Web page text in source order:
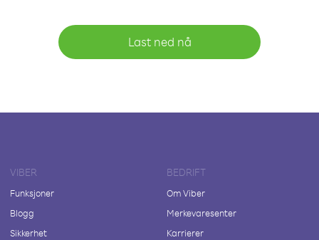
Last ned nå
VIBER
Funksjoner
Blogg
Sikkerhet
BEDRIFT
Om Viber
Merkevaresenter
Karrierer